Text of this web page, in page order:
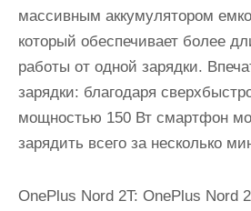
массивным аккумулятором
который обеспечивает более
работы от одной зарядки.
зарядки: благодаря
мощностью 150 Вт смартфон
зарядить всего за несколько
OnePlus Nord 2T: OnePlus Nord